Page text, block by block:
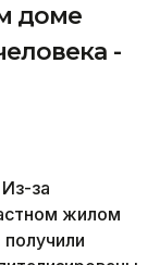
доме
-
за
жилом